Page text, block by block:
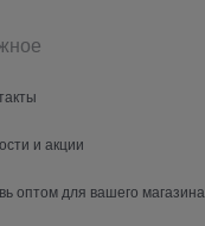
и акции
оптом для вашего магазина